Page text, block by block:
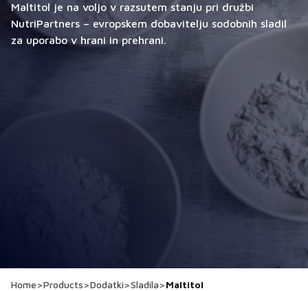
Maltitol je na voljo v razsutem stanju pri družbi
NutriPartners – evropskem dobavitelju sodobnih sladil
za uporabo v hrani in prehrani.
Home>Products>Dodatki>Sladila>Maltitol